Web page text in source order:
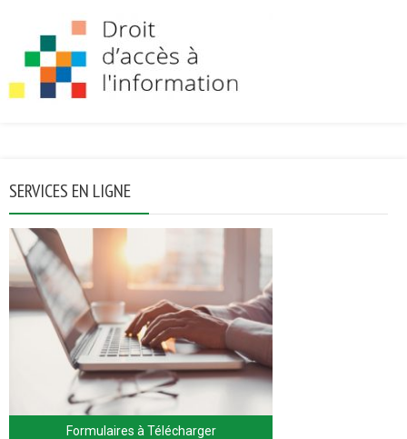
SERVICES EN LIGNE
Formulaires à Télécharger